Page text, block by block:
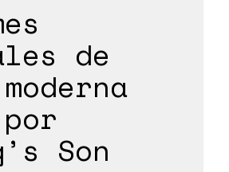
de
Son